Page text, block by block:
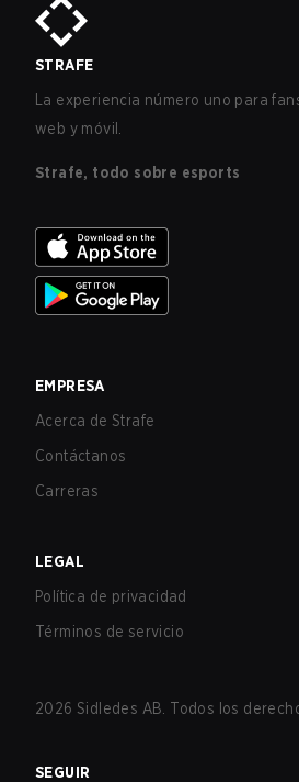
STRAFE
La experiencia número uno para
web y móvil.
Strafe, todo sobre esports
EMPRESA
Acerca de Strafe
Contáctanos
Carreras
LEGAL
Política de privacidad
Términos de servicio
2026 Sidledes AB. Todos los
SEGUIR